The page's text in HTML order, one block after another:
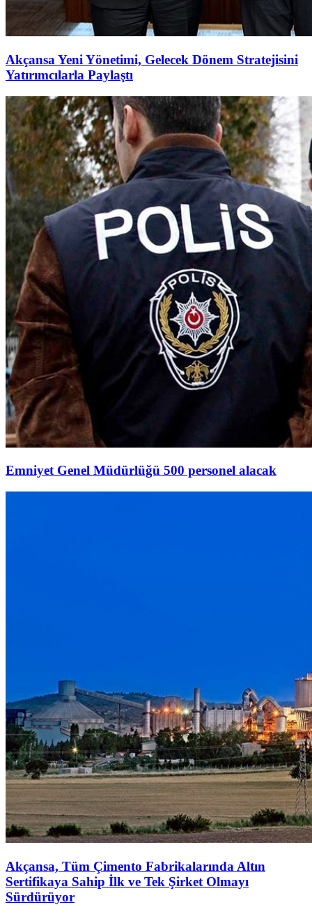
Akçansa Yeni Yönetimi, Gelecek Dönem Stratejisini
Yatırımcılarla Paylaştı
Emniyet Genel Müdürlüğü 500 personel alacak
Akçansa, Tüm Çimento Fabrikalarında Altın
Sertifikaya Sahip İlk ve Tek Şirket Olmayı
Sürdürüyor